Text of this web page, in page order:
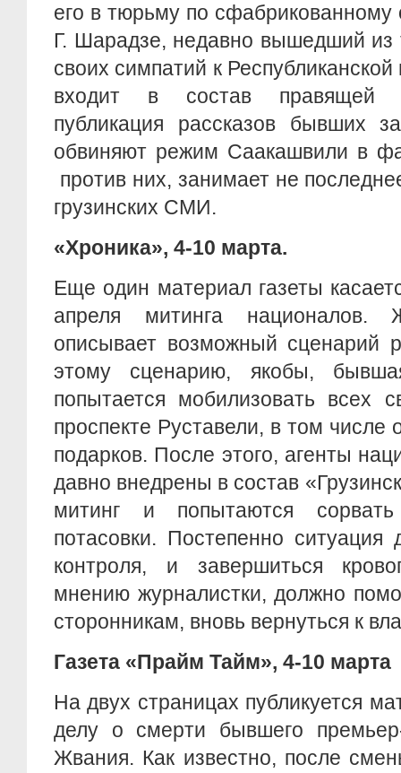
его в тюрьму по
Г. Шарадзе, недавно вышедший
своих симпатий к
входит в состав правящей
публикация рассказов бывших
обвиняют режим Саакашвили в
против них, занимает не
грузинских СМИ.
«Хроника», 4-10 марта.
Еще один материал газеты
апреля митинга националов.
описывает возможный сценарий
этому сценарию, якобы,
попытается мобилизовать всех
проспекте Руставели, в том
подарков. После этого, агенты
давно внедрены в состав
митинг и попытаются
потасовки. Постепенно
контроля, и завершиться
мнению журналистки, должно
сторонникам, вновь вернуться к
Газета «Прайм Тайм», 4-10 марта
На двух страницах публикуется
делу о смерти бывшего
Жвания. Как известно, после